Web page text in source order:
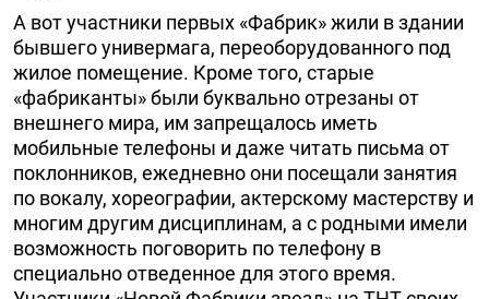
А вот участники первых «Фабрик» жили в здании
бывшего универмага, переоборудованного под
жилое помещение. Кроме того, старые
«фабриканты» были буквально отрезаны от
внешнего мира, им запрещалось иметь
мобильные телефоны и даже читать письма от
поклонников, ежедневно они посещали занятия
по вокалу, хореографии, актерскому мастерству и
многим другим дисциплинам, а с родными имели
возможность поговорить по телефону в
специально отведенное для этого время.